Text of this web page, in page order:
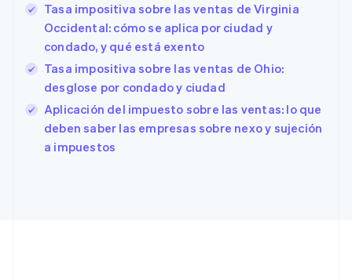
Tasa impositiva sobre las ventas de Virginia
Occidental: cómo se aplica por ciudad y
condado, y qué está exento
Tasa impositiva sobre las ventas de Ohio:
desglose por condado y ciudad
Aplicación del impuesto sobre las ventas: lo que
deben saber las empresas sobre nexo y sujeción
a impuestos
Eslovaquia
English
Eslovenia
Italiano
España
EspañolEnglish
Estados Unidos
English 简体中文
Estonia
English